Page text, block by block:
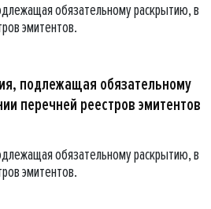
обязательному раскрытию, в
эмитентов.
подлежащая обязательному
перечней реестров эмитентов
обязательному раскрытию, в
эмитентов.